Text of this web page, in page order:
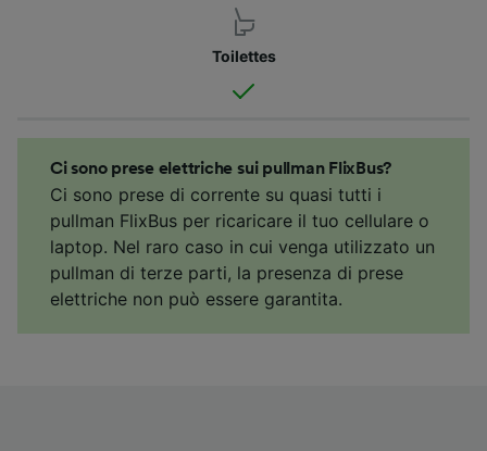
Toilettes
Ci sono prese elettriche sui pullman FlixBus?
Ci sono prese di corrente su quasi tutti i
pullman FlixBus per ricaricare il tuo cellulare o
laptop. Nel raro caso in cui venga utilizzato un
pullman di terze parti, la presenza di prese
elettriche non può essere garantita.